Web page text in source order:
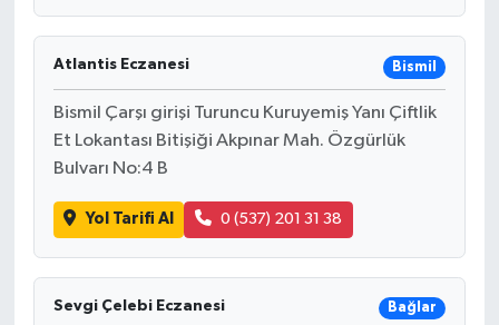
Atlantis Eczanesi Bismil
Bismil Çarşı girişi Turuncu Kuruyemiş Yanı Çiftlik
Et Lokantası Bitişiği Akpınar Mah. Özgürlük
Bulvarı No:4 B
Yol Tarifi Al 0 (537) 201 31 38
Sevgi Çelebi Eczanesi Bağlar